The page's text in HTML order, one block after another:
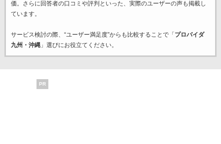
価。さらに回答者の口コミや評判といった、実際のユーザーの声も掲載し
ています。
サービス検討の際、“ユーザー満足度”からも比較することで「 プロバイダ
九州・沖縄」選びにお役立てください。
PR